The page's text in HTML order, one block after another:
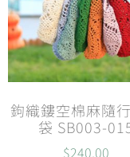
鉤織鏤空棉麻隨
袋 SB003-
$240.00